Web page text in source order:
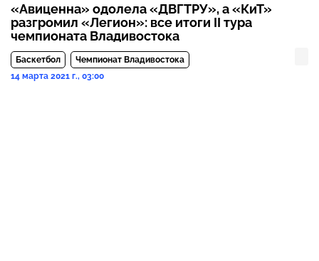
«Авиценна» одолела «ДВГТРУ», а «КиТ»
разгромил «Легион»: все итоги II тура
чемпионата Владивостока
Баскетбол
Чемпионат Владивостока
14 марта 2021 г., 03:00